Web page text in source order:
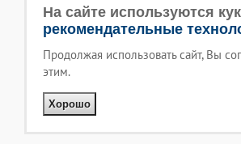
На сайте используются
рекомендательные
Продолжая использовать сайт, Вы
этим.
Хорошо